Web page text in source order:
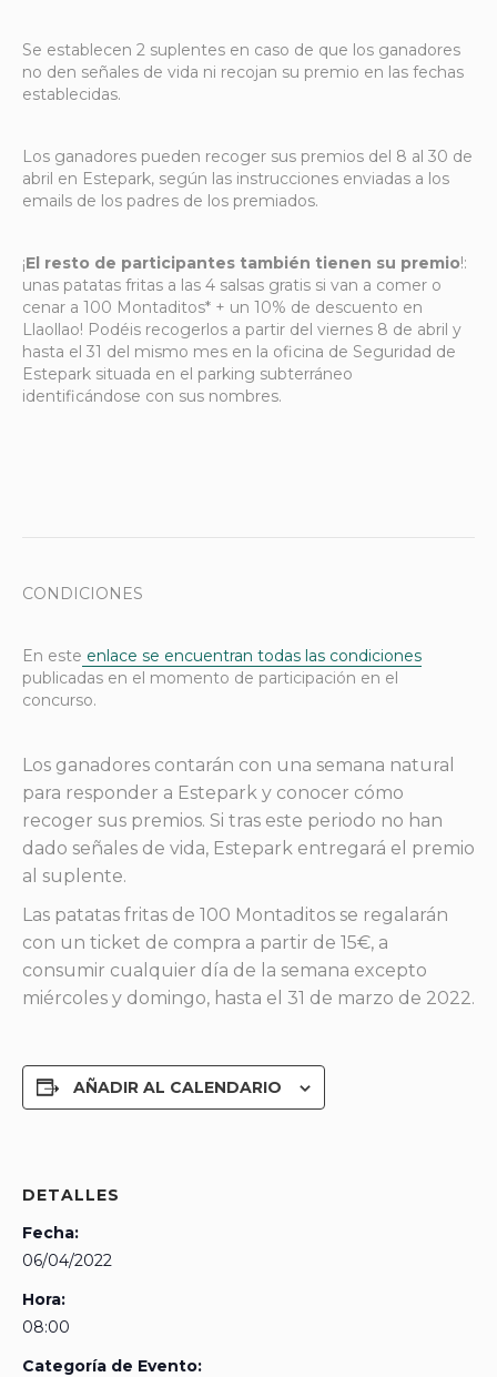
Se establecen 2 suplentes en caso de que los ganadores
no den señales de vida ni recojan su premio en las fechas
establecidas.
Los ganadores pueden recoger sus premios del 8 al 30 de
abril en Estepark, según las instrucciones enviadas a los
emails de los padres de los premiados.
¡El resto de participantes también tienen su premio!:
unas patatas fritas a las 4 salsas gratis si van a comer o
cenar a 100 Montaditos* + un 10% de descuento en
Llaollao! Podéis recogerlos a partir del viernes 8 de abril y
hasta el 31 del mismo mes en la oficina de Seguridad de
Estepark situada en el parking subterráneo
identificándose con sus nombres.
CONDICIONES
En este enlace se encuentran todas las condiciones
publicadas en el momento de participación en el
concurso.
Los ganadores contarán con una semana natural
para responder a Estepark y conocer cómo
recoger sus premios. Si tras este periodo no han
dado señales de vida, Estepark entregará el premio
al suplente.
Las patatas fritas de 100 Montaditos se regalarán
con un ticket de compra a partir de 15€, a
consumir cualquier día de la semana excepto
miércoles y domingo, hasta el 31 de marzo de 2022.
AÑADIR AL CALENDARIO
DETALLES
Fecha:
06/04/2022
Hora:
08:00
Categoría de Evento: